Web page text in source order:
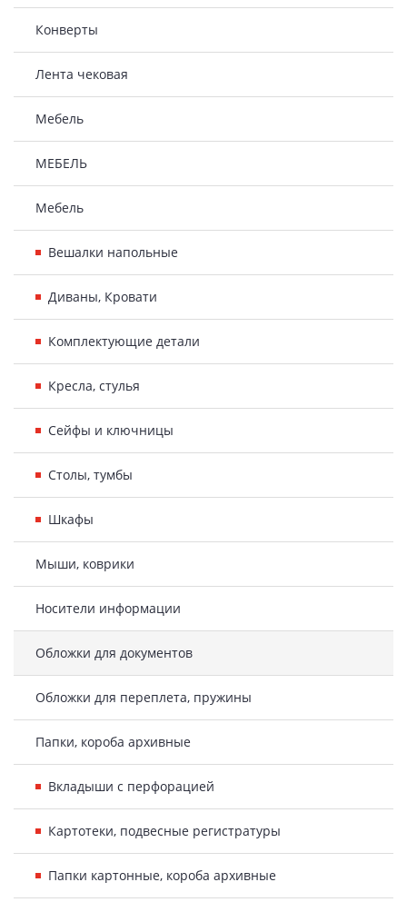
Конверты
Лента чековая
Мебель
МЕБЕЛЬ
Мебель
Вешалки напольные
Диваны, Кровати
Комплектующие детали
Кресла, стулья
Сейфы и ключницы
Столы, тумбы
Шкафы
Мыши, коврики
Носители информации
Обложки для документов
Обложки для переплета, пружины
Папки, короба архивные
Вкладыши с перфорацией
Картотеки, подвесные регистратуры
Папки картонные, короба архивные